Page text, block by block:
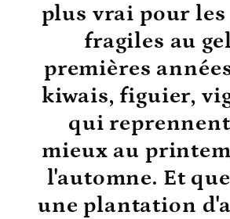
plus vrai pour
fragiles au
premières
kiwais, figuier,
qui
mieux au
l'automne. Et
une plantation